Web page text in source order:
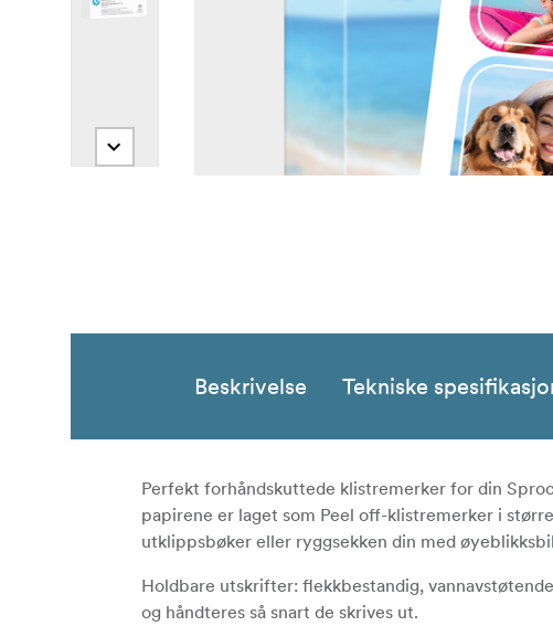
Beskrivelse Tekniske
Perfekt forhåndskuttede klistremerker for din
papirene er laget som Peel off-klistremerker i
utklippsbøker eller ryggsekken din med
Holdbare utskrifter: flekkbestandig,
og håndteres så snart de skrives ut.